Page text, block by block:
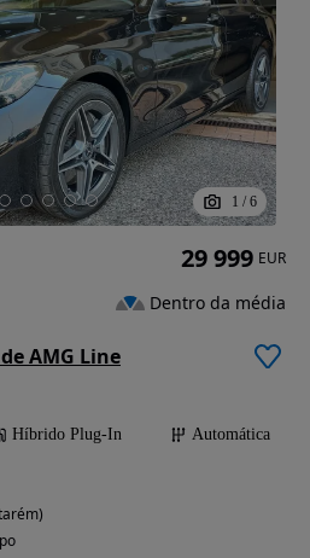
1 / 6
AMG Line
Híbrido Plug-In
Automática
29 999 EUR
Dentro da média